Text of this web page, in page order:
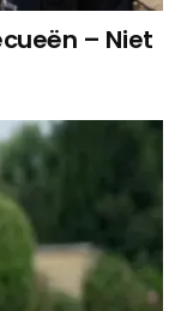
– Niet